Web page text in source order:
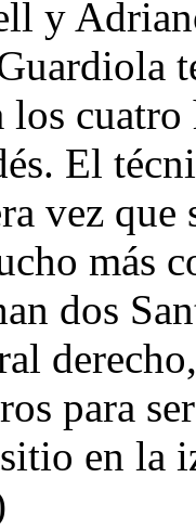
y
los
El
vez que
más
dos
para
en la